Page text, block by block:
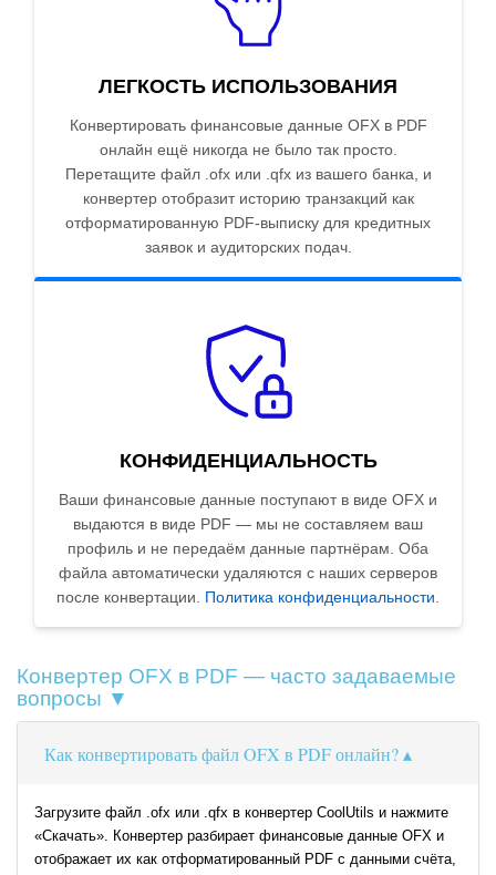
ЛЕГКОСТЬ ИСПОЛЬЗОВАНИЯ
Конвертировать финансовые данные OFX в PDF
онлайн ещё никогда не было так просто.
Перетащите файл .ofx или .qfx из вашего банка, и
конвертер отобразит историю транзакций как
отформатированную PDF-выписку для кредитных
заявок и аудиторских подач.
КОНФИДЕНЦИАЛЬНОСТЬ
Ваши финансовые данные поступают в виде OFX и
выдаются в виде PDF — мы не составляем ваш
профиль и не передаём данные партнёрам. Оба
файла автоматически удаляются с наших серверов
после конвертации. Политика конфиденциальности
Конвертер OFX в PDF — часто задаваемые
вопросы ▼
Как конвертировать файл OFX в PDF онлайн?
Загрузите файл .ofx или .qfx в конвертер CoolUtils и нажмите
«Скачать». Конвертер разбирает финансовые данные OFX и
отображает их как отформатированный PDF с данными счёта,